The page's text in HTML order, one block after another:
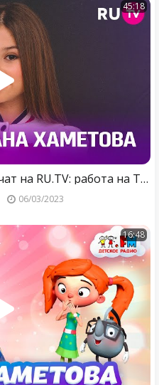
45:18
Милана Хаметова. Блогер чат на RU.TV: работа на ТВ, популярность, хейтеры, кино и вопросы от фанатов
06/03/2023
16:48